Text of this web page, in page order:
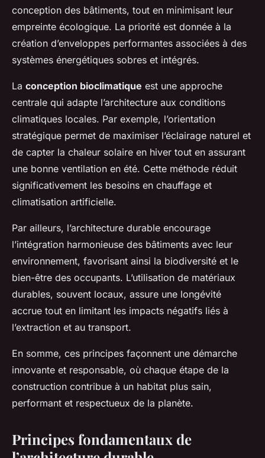
conception des bâtiments, tout en minimisant leur
empreinte écologique. La priorité est donnée à la
création d’enveloppes performantes associées à des
systèmes énergétiques sobres et intégrés.
La conception bioclimatique est une approche
centrale qui adapte l’architecture aux conditions
climatiques locales. Par exemple, l’orientation
stratégique permet de maximiser l’éclairage naturel et
de capter la chaleur solaire en hiver tout en assurant
une bonne ventilation en été. Cette méthode réduit
significativement les besoins en chauffage et
climatisation artificielle.
Par ailleurs, l’architecture durable encourage
l’intégration harmonieuse des bâtiments avec leur
environnement, favorisant ainsi la biodiversité et le
bien-être des occupants. L’utilisation de matériaux
durables, souvent locaux, assure une longévité
accrue tout en limitant les impacts négatifs liés à
l’extraction et au transport.
En somme, ces principes façonnent une démarche
innovante et responsable, où chaque étape de la
construction contribue à un habitat plus sain,
performant et respectueux de la planète.
Principes fondamentaux de